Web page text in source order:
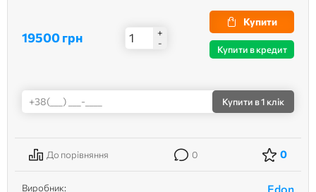
19500 грн
+
-
Купити
Купити в кредит
Купити в 1 клік
До порівняння 0 0
Виробник: Edon